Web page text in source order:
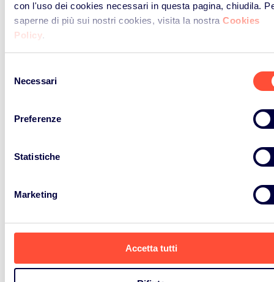
con l'uso dei cookies necessari in questa pagina, chiudila.
saperne di più sui nostri cookies, visita la nostra Cookies
Policy.
delNecessari
Preferenze
Statistiche
Marketing
Accetta tutti
Contattaci
Consorzio RAEE
dei RAEE
Il corretto riciclo dei
Dove riciclare
Processo di riciclo
Documenti utili
Contatti utili
Contatti